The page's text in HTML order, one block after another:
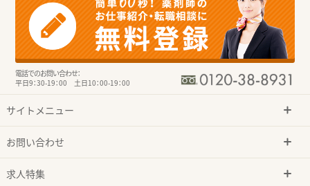
電話でのお問い合わせ：
平日9：30-19：00 土日10：00-19：00
サイトメニュー
お問い合わせ
求人特集